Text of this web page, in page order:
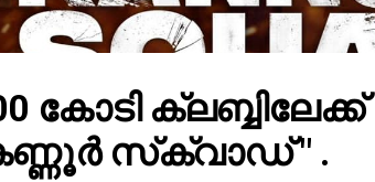
കോടി ക്ലബ്ബിലേക്ക്
സ്‌ക്വാഡ് " .